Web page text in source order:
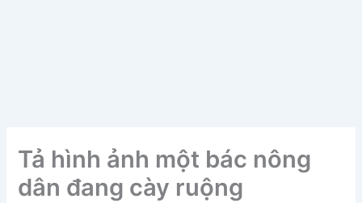
Tả hình ảnh một bác nông
dân đang cày ruộng